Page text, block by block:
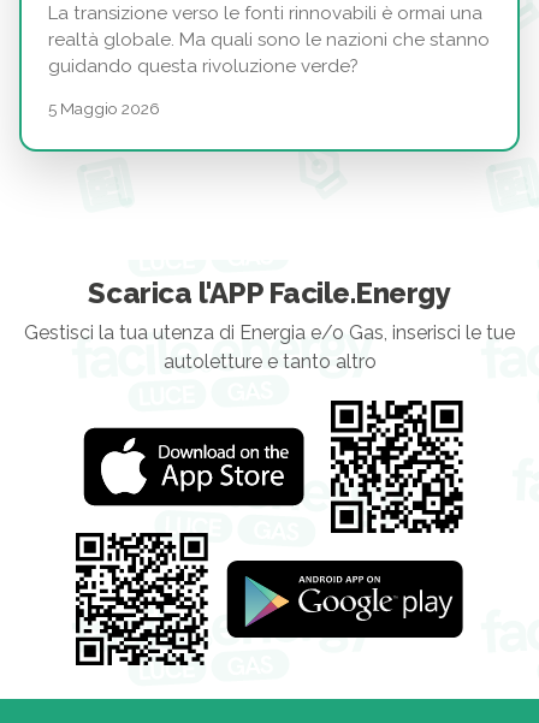
La transizione verso le fonti rinnovabili è ormai una
realtà globale. Ma quali sono le nazioni che stanno
guidando questa rivoluzione verde?
5 Maggio 2026
Scarica l'APP Facile.Energy
Gestisci la tua utenza di Energia e/o Gas, inserisci le tue
autoletture e tanto altro